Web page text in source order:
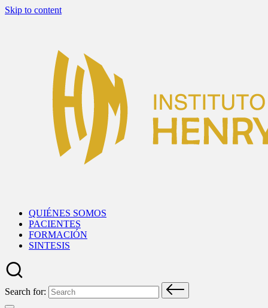
Skip to content
QUIÉNES SOMOS
PACIENTES
FORMACIÓN
SINTESIS
Search for: